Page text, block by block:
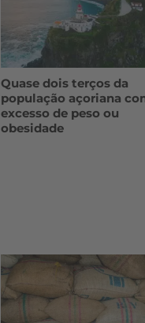
Quase dois terços da
população açoriana
excesso de peso ou
obesidade